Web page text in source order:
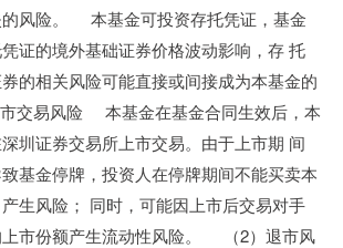
的风险。 本基金可投资存托凭证，基金
证的境外基础证券价格波动影响，存 托
的相关风险可能直接或间接成为本基金的
交易风险 本基金在基金合同生效后，本
圳证券交易所上市交易。由于上市期 间
基金停牌，投资人在停牌期间不能买卖本
生风险； 同时，可能因上市后交易对手
上市份额产生流动性风险。 （2）退市风